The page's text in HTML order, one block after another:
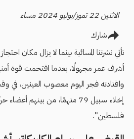
الاثنين 22 تموز/يوليو 2024 مساء
شارك
تأتي نشرتنا المسائية بينما لا يزال مكان
أشرف عمر مجهولًا، بعدما اقتحمت قوة
واقتادته فجر اليوم معصوب العينين، في
إخلاء سبيل 79 متهمًا، من
فلسطين".